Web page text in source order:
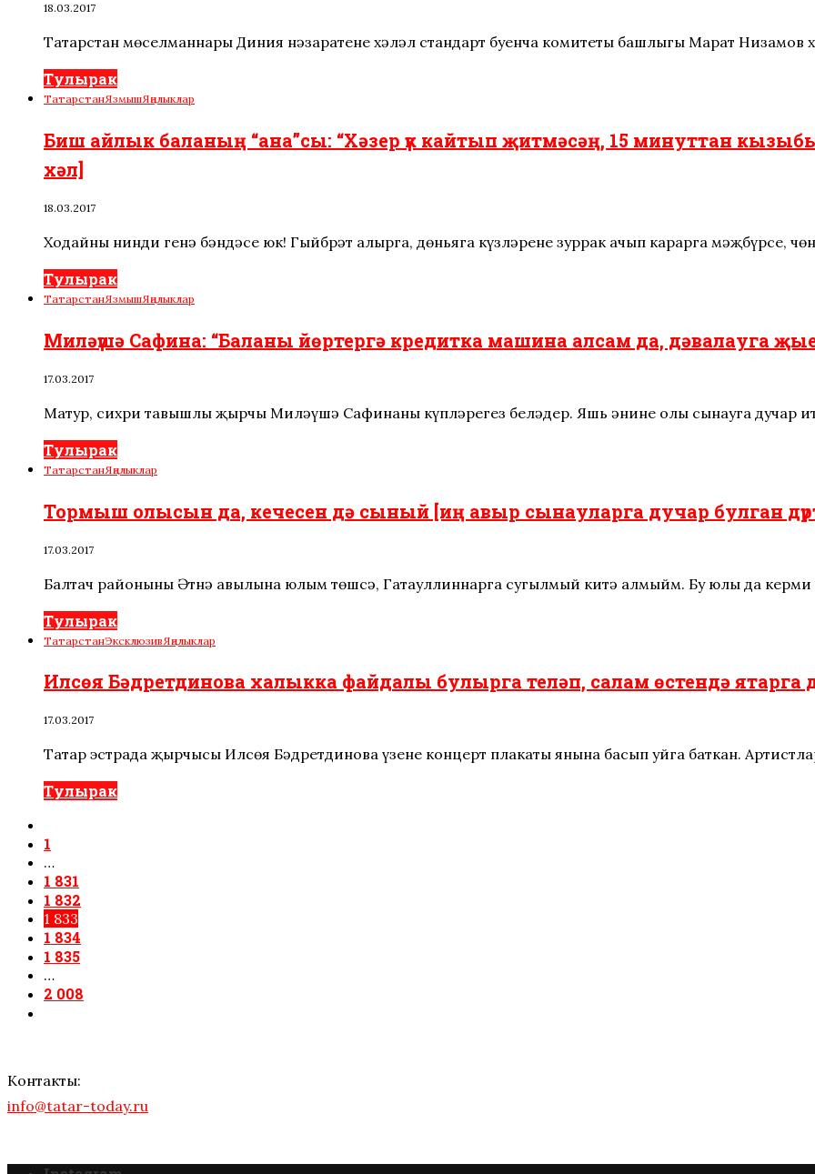
18.03.2017
Татарстан мөселманнары Диния нәзаратенең хәләл стандарт буенча комитеты башлыгы Марат
Тулырак
ТатарстанЯзмышЯңалыклар
Биш айлык баланың “ана”сы: “Хәзер үк кайтып җитмәсәң, 15 минуттан
хәл]
18.03.2017
Ходайның нинди генә бәндәсе юк! Гыйбрәт алырга, дөньяга күзләреңне зуррак ачып карарга мәҗбүрсең,
Тулырак
ТатарстанЯзмышЯңалыклар
Миләүшә Сафина: “Баланы йөртергә кредитка машина алсам да, дәвалауга
17.03.2017
Матур, сихри тавышлы җырчы Миләүшә Сафинаны күпләрегез беләдер. Яшь әнинең олы сынауга дучар
Тулырак
ТатарстанЯңалыклар
Тормыш олысын да, кечесен дә сыный [иң авыр сынауларга дучар булган
17.03.2017
Балтач районының Әтнә авылына юлым төшсә, Гатауллиннарга сугылмый китә алмыйм. Бу юлы да
Тулырак
ТатарстанЭксклюзивЯңалыклар
Илсөя Бәдретдинова халыкка файдалы булырга теләп, салам өстендә ятарга
17.03.2017
Татар эстрада җырчысы Илсөя Бәдретдинова үзенең концерт плакаты янына басып уйга баткан.
Тулырак
1
…
1 831
1 832
1 833
1 834
1 835
…
2 008
Контакты:
info@tatar-today.ru